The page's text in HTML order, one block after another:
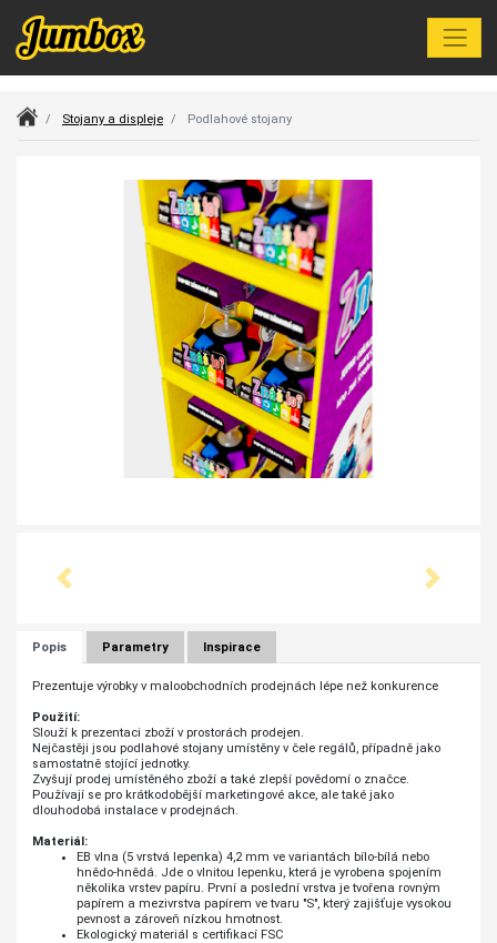
Index Stojany a displeje Podlahové stojany
Předchozí Další
Popis Parametry Inspirace
Prezentuje výrobky v maloobchodních prodejnách lépe než konkurence
Použití:
Slouží k prezentaci zboží v prostorách prodejen.
Nejčastěji jsou podlahové stojany umístěny v čele regálů, případně jako
samostatně stojící jednotky.
Zvyšují prodej umístěného zboží a také zlepší povědomí o značce.
Používají se pro krátkodobější marketingové akce, ale také jako
dlouhodobá instalace v prodejnách.
Materiál:
EB vlna (5 vrstvá lepenka) 4,2 mm ve variantách bílo-bílá nebo
hnědo-hnědá. Jde o vlnitou lepenku, která je vyrobena spojením
několika vrstev papíru. První a poslední vrstva je tvořena rovným
papírem a mezivrstva papírem ve tvaru "S", který zajišťuje vysokou
pevnost a zároveň nízkou hmotnost.
Ekologický materiál s certifikací FSC